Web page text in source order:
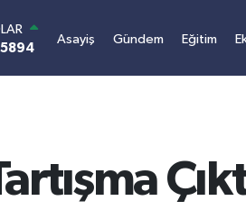
4.44
Asayiş Gündem Eğitim